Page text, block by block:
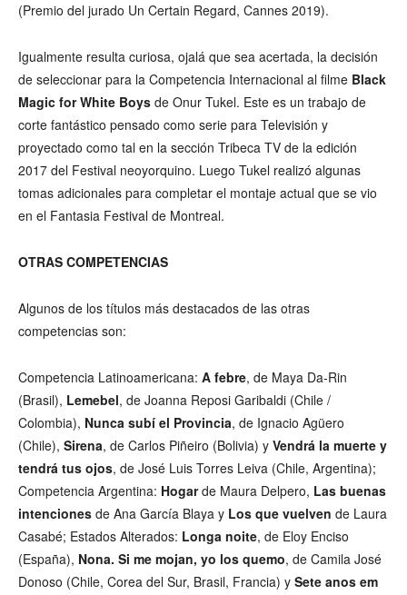
(Premio del jurado Un Certain Regard, Cannes 2019).
Igualmente resulta curiosa, ojalá que sea acertada, la decisión
de seleccionar para la Competencia Internacional al filme Black
Magic for White Boys de Onur Tukel. Este es un trabajo de
corte fantástico pensado como serie para Televisión y
proyectado como tal en la sección Tribeca TV de la edición
2017 del Festival neoyorquino. Luego Tukel realizó algunas
tomas adicionales para completar el montaje actual que se vio
en el Fantasia Festival de Montreal.
OTRAS COMPETENCIAS
Algunos de los títulos más destacados de las otras
competencias son:
Competencia Latinoamericana: A febre, de Maya Da-Rin
(Brasil), Lemebel, de Joanna Reposi Garibaldi (Chile /
Colombia), Nunca subí el Provincia, de Ignacio Agüero
(Chile), Sirena, de Carlos Piñeiro (Bolivia) y Vendrá la muerte y
tendrá tus ojos, de José Luis Torres Leiva (Chile, Argentina);
Competencia Argentina: Hogarde Maura Delpero, Las buenas
intenciones de Ana García Blaya y Los que vuelven de Laura
Casabé; Estados Alterados: Longa noite, de Eloy Enciso
(España), Nona. Si me mojan, yo los quemo, de Camila José
Donoso (Chile, Corea del Sur, Brasil, Francia) y Sete anos em